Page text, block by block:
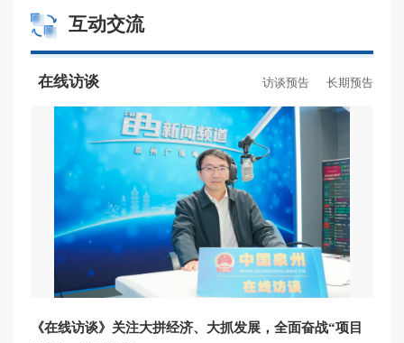
农药广告审查
蚕种生产经验许可
生猪定点屠宰厂（场）设置审查
互动交流
在线访谈 访谈预告 长期预告
《在线访谈》关注大拼经济、大抓发展，全面奋战“项目